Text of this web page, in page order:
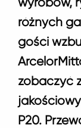
różnych
gości
zobaczyć
P20.